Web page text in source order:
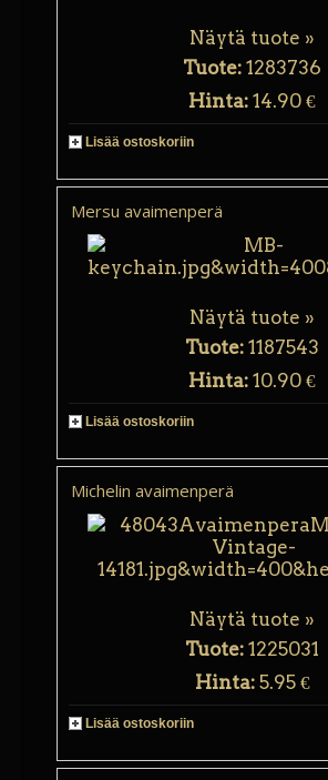
Näytä tuote »
Tuote:1283736
Hinta:14.90 €
Lisää ostoskoriin
Mersu avaimenperä
Näytä tuote »
Tuote:1187543
Hinta:10.90 €
Lisää ostoskoriin
Michelin avaimenperä
Näytä tuote »
Tuote:1225031
Hinta: 5.95 €
Lisää ostoskoriin